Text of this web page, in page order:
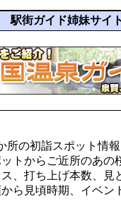
駅街ガイド姉妹サイ
所の初詣スポット情
ットからご近所のあ
ス、打ち上げ本数、
から見頃時期、イベ